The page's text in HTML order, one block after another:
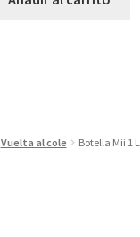
Vuelta al cole Botella Mii 1